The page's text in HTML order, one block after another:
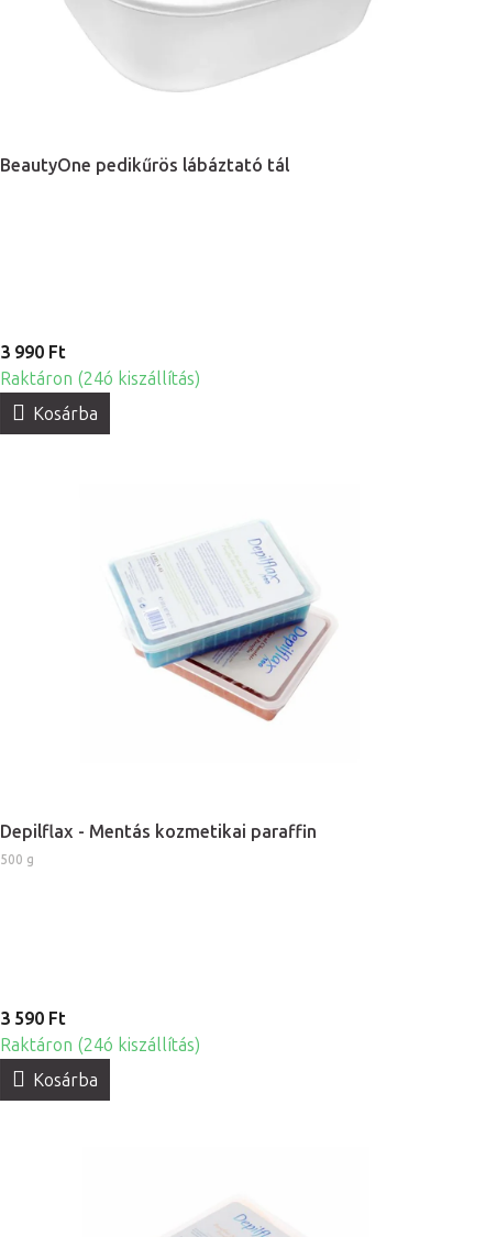
BeautyOne pedikűrös lábáztató tál
3 990 Ft
Raktáron (24ó kiszállítás)
Kosárba
Depilflax - Mentás kozmetikai paraffin
500 g
3 590 Ft
Raktáron (24ó kiszállítás)
Kosárba